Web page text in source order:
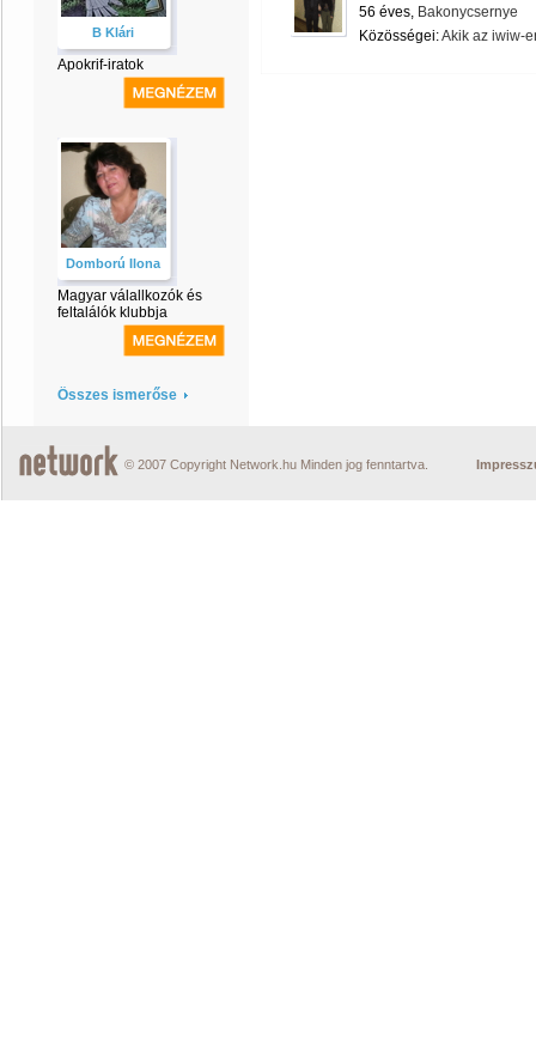
B Klári
Apokrif-iratok
Domború Ilona
Magyar válallkozók és
feltalálók klubbja
Összes ismerőse
56 éves, Bakonycsernye
Közösségei:Akik az iwiw-
© 2007 Copyright Network.hu Minden jog fenntartva.